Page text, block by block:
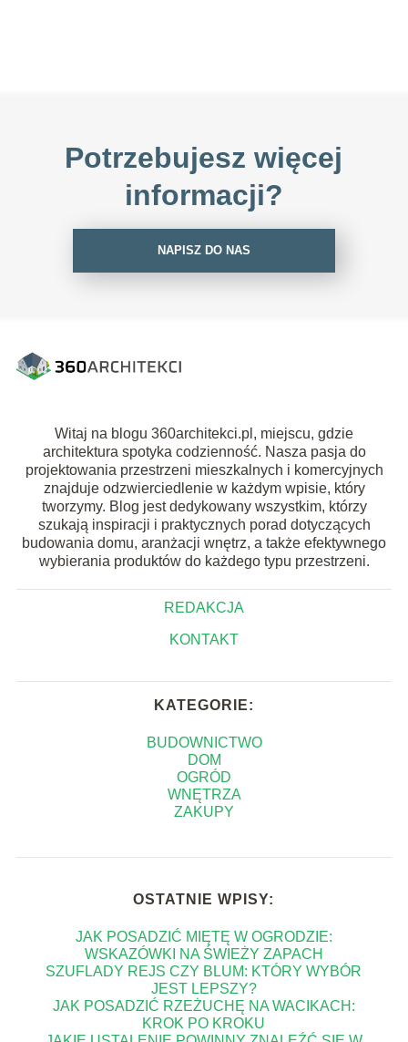
Potrzebujesz więcej
informacji?
NAPISZ DO NAS
Witaj na blogu 360architekci.pl, miejscu, gdzie
architektura spotyka codzienność. Nasza pasja do
projektowania przestrzeni mieszkalnych i komercyjnych
znajduje odzwierciedlenie w każdym wpisie, który
tworzymy. Blog jest dedykowany wszystkim, którzy
szukają inspiracji i praktycznych porad dotyczących
budowania domu, aranżacji wnętrz, a także efektywnego
wybierania produktów do każdego typu przestrzeni.
REDAKCJA
KONTAKT
KATEGORIE:
BUDOWNICTWO
DOM
OGRÓD
WNĘTRZA
ZAKUPY
OSTATNIE WPISY:
JAK POSADZIĆ MIĘTĘ W OGRODZIE:
WSKAZÓWKI NA ŚWIEŻY ZAPACH
SZUFLADY REJS CZY BLUM: KTÓRY WYBÓR
JEST LEPSZY?
JAK POSADZIĆ RZEŻUCHĘ NA WACIKACH:
KROK PO KROKU